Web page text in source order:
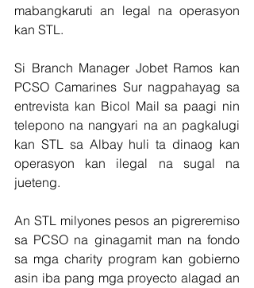
mabangkaruti an legal na operasyon
kan STL.
Si Branch Manager Jobet Ramos kan
PCSO Camarines Sur nagpahayag sa
entrevista kan Bicol Mail sa paagi nin
telepono na nangyari na an pagkalugi
kan STL sa Albay huli ta dinaog kan
operasyon kan ilegal na sugal na
jueteng.
An STL milyones pesos an pigreremiso
sa PCSO na ginagamit man na fondo
sa mga charity program kan gobierno
asin iba pang mga proyecto alagad an